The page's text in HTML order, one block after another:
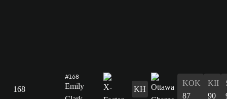
168
#168
Emily
KH
KOK
87
KII
90